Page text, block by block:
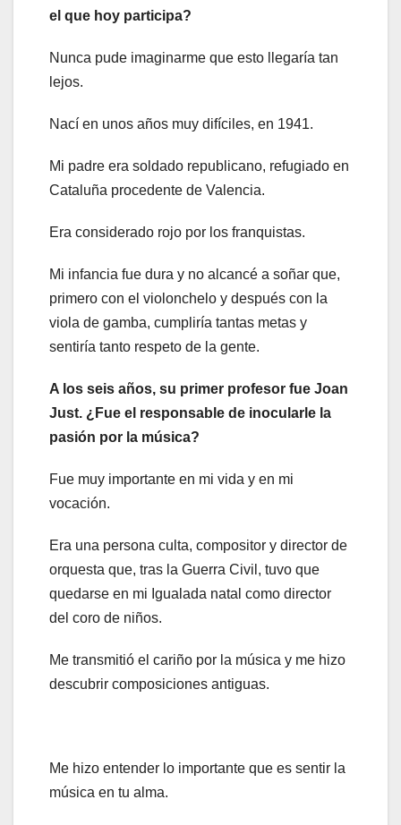
el que hoy participa?
Nunca pude imaginarme que esto llegaría tan
lejos.
Nací en unos años muy difíciles, en 1941.
Mi padre era soldado republicano, refugiado en
Cataluña procedente de Valencia.
Era considerado rojo por los franquistas.
Mi infancia fue dura y no alcancé a soñar que,
primero con el violonchelo y después con la
viola de gamba, cumpliría tantas metas y
sentiría tanto respeto de la gente.
A los seis años, su primer profesor fue Joan
Just. ¿Fue el responsable de inocularle la
pasión por la música?
Fue muy importante en mi vida y en mi
vocación.
Era una persona culta, compositor y director de
orquesta que, tras la Guerra Civil, tuvo que
quedarse en mi Igualada natal como director
del coro de niños.
Me transmitió el cariño por la música y me hizo
descubrir composiciones antiguas.
Me hizo entender lo importante que es sentir la
música en tu alma.